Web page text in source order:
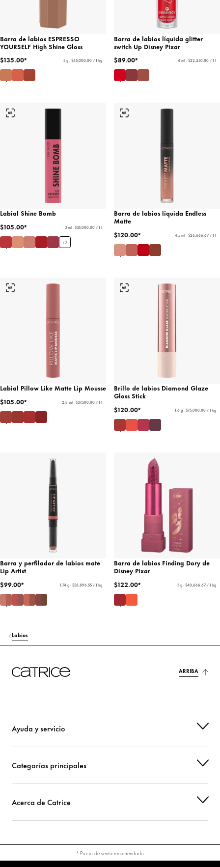
Barra de labios ESPRESSO
YOURSELF High Shine Gloss
$135.00*
3 g - $45,000.00 / 1 kg
Barra de labios líquida glitter
switch Up Disney Pixar
$89.00*
4 ml - $22,250.00 / 1 l
Labial Shine Bomb
$105.00*
3 ml - $35,000.00 / 1 l
+2
Barra de labios líquida Endless
Matte
$120.00*
4.5 ml - $26,666.67 / 1 l
Labial Pillow Like Matte Lip Mousse
$105.00*
2.8 ml - $37,500.00 / 1 l
Brillo de labios Diamond Glaze
Gloss Stick
$120.00*
1.6 g - $75,000.00 / 1 kg
Barra y perfilador de labios mate
Lip Artist
$99.00*
1.74 g - $56,896.55 / 1 kg
Barra de labios Finding Dory de
Disney Pixar
$122.00*
3 g - $40,666.67 / 1 kg
Labios
ARRIBA
Ayuda y servicio
Categorías principales
Acerca de Catrice
* Precio de venta recomendado